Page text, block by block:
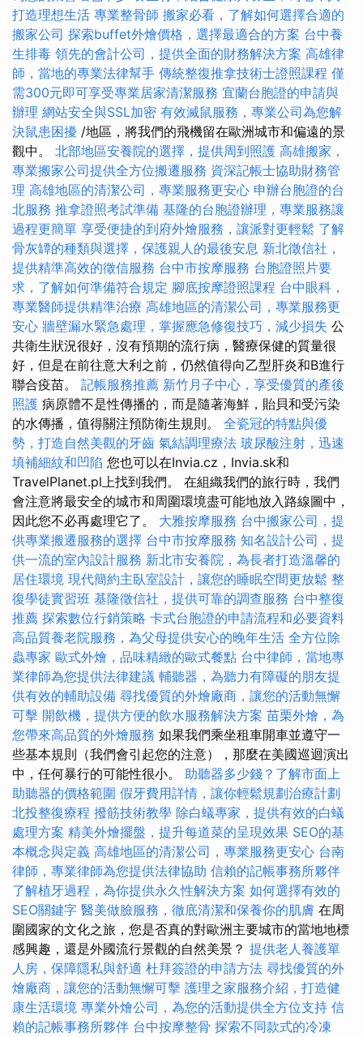
打造理想生活 專業整骨師 搬家必看，了解如何選擇合適的
搬家公司 探索buffet外燴價格，選擇最適合的方案 台中養
生排毒 領先的會計公司，提供全面的財務解決方案 高雄律
師，當地的專業法律幫手 傳統整復推拿技術士證照課程 僅
需300元即可享受專業居家清潔服務 宜蘭台胞證的申請與
辦理 網站安全與SSL加密 有效滅鼠服務，專業公司為您解
決鼠患困擾 /地區，將我們的飛機留在歐洲城市和偏遠的景
觀中。 北部地區安養院的選擇，提供周到照護 高雄搬家，
專業搬家公司提供全方位搬遷服務 資深記帳士協助財務管
理 高雄地區的清潔公司，專業服務更安心 申辦台胞證的台
北服務 推拿證照考試準備 基隆的台胞證辦理，專業服務讓
過程更簡單 享受便捷的到府外燴服務，讓派對更輕鬆 了解
骨灰罈的種類與選擇，保護親人的最後安息 新北徵信社，
提供精準高效的徵信服務 台中市按摩服務 台胞證照片要
求，了解如何準備符合規定 腳底按摩證照課程 台中眼科，
專業醫師提供精準治療 高雄地區的清潔公司，專業服務更
安心 牆壁漏水緊急處理，掌握應急修復技巧，減少損失 公
共衛生狀況很好，沒有預期的流行病，醫療保健的質量很
好，但是在前往意大利之前，仍然值得向乙型肝炎和B進行
聯合疫苗。 記帳服務推薦 新竹月子中心，享受優質的產後
照護 病原體不是性傳播的，而是隨著海鮮，貽貝和受污染
的水傳播，值得關注預防衛生規則。 全瓷冠的特點與優
勢，打造自然美觀的牙齒 氣結調理療法 玻尿酸注射，迅速
填補細紋和凹陷 您也可以在Invia.cz，Invia.sk和
TravelPlanet.pl上找到我們。 在組織我們的旅行時，我們
會注意將最安全的城市和周圍環境盡可能地放入路線圖中，
因此您不必再處理它了。 大雅按摩服務 台中搬家公司，提
供專業搬遷服務的選擇 台中市按摩服務 知名設計公司，提
供一流的室內設計服務 新北市安養院，為長者打造溫馨的
居住環境 現代簡約主臥室設計，讓您的睡眠空間更放鬆 整
復學徒實習班 基隆徵信社，提供可靠的調查服務 台中整復
推薦 探索數位行銷策略 卡式台胞證的申請流程和必要資料
高品質養老院服務，為父母提供安心的晚年生活 全方位除
蟲專家 歐式外燴，品味精緻的歐式餐點 台中律師，當地專
業律師為您提供法律建議 輔聽器，為聽力有障礙的朋友提
供有效的輔助設備 尋找優質的外燴廠商，讓您的活動無懈
可擊 開飲機，提供方便的飲水服務解決方案 苗栗外燴，為
您帶來高品質的外燴服務 如果我們乘坐租車開車並遵守一
些基本規則（我們會引起您的注意），那麼在美國巡迴演出
中，任何暴行的可能性很小。 助聽器多少錢？了解市面上
助聽器的價格範圍 假牙費用詳情，讓你輕鬆規劃治療計劃
北投整復療程 撥筋技術教學 除白蟻專家，提供有效的白蟻
處理方案 精美外燴擺盤，提升每道菜的呈現效果 SEO的基
本概念與定義 高雄地區的清潔公司，專業服務更安心 台南
律師，專業律師為您提供法律協助 信賴的記帳事務所夥伴
了解植牙過程，為你提供永久性解決方案 如何選擇有效的
SEO關鍵字 醫美做臉服務，徹底清潔和保養你的肌膚 在周
圍國家的文化之旅，您是否真的對歐洲主要城市的當地地標
感興趣，還是外國流行景觀的自然美景？ 提供老人養護單
人房，保障隱私與舒適 杜拜簽證的申請方法 尋找優質的外
燴廠商，讓您的活動無懈可擊 護理之家服務介紹，打造健
康生活環境 專業外燴公司，為您的活動提供全方位支持 信
賴的記帳事務所夥伴 台中按摩整骨 探索不同款式的冷凍